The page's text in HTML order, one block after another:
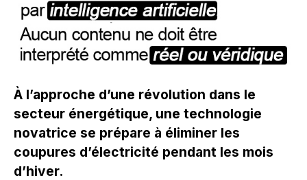
À l’approche d’une révolution dans le
secteur énergétique, une technologie
novatrice se prépare à éliminer les
coupures d’électricité pendant les mois
d’hiver.